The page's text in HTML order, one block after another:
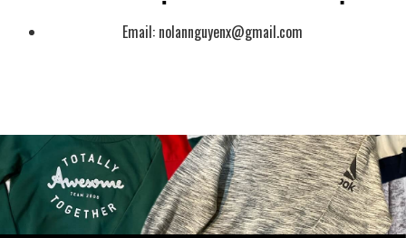
Email: nolannguyenx@gmail.com